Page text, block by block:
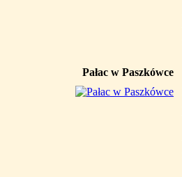
Pałac w Paszkówce